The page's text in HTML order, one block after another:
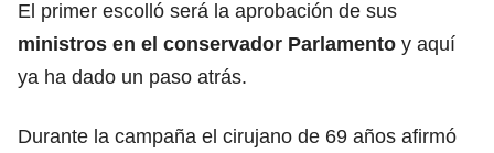
El primer escolló será la aprobación de sus
ministros en el conservador Parlamento y aquí
ya ha dado un paso atrás.
Durante la campaña el cirujano de 69 años afirmó